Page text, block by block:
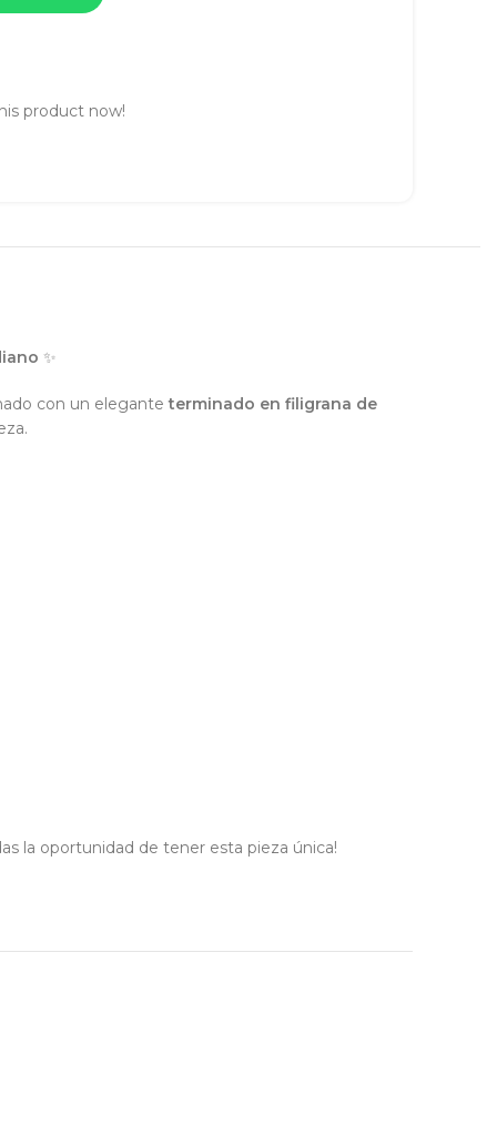
product now!
✨
con un eleganteterminado en filigrana de
la oportunidad de tener esta pieza única!